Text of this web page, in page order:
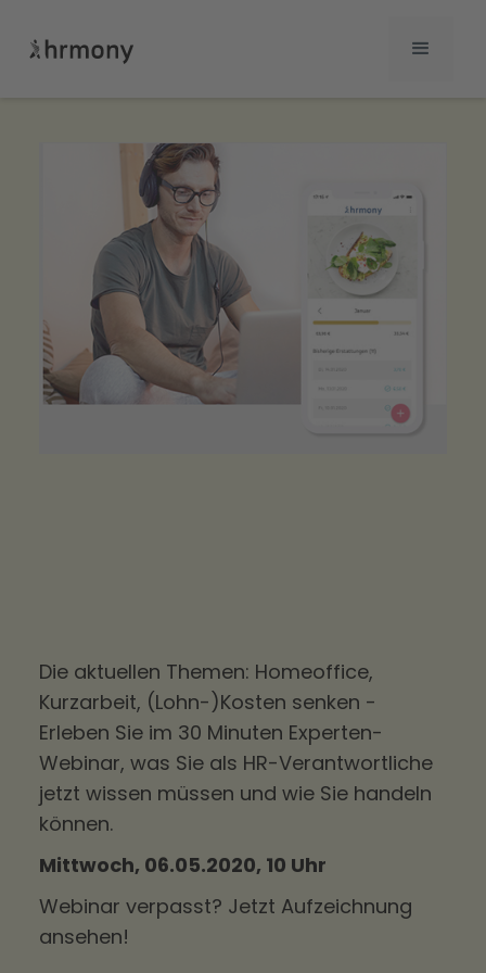
Die aktuellen Themen: Homeoffice,
Kurzarbeit, (Lohn-)Kosten senken -
Erleben Sie im 30 Minuten Experten-
Webinar, was Sie als HR-Verantwortliche
jetzt wissen müssen und wie Sie handeln
können.
Mittwoch, 06.05.2020, 10 Uhr
Webinar verpasst? Jetzt Aufzeichnung
ansehen!